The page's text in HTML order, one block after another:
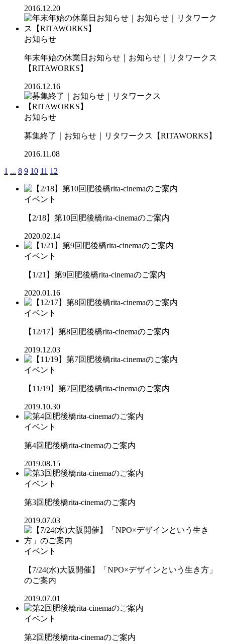
2016.12.20
お知らせ
年末年始の休業日お知らせ｜お知らせ｜リタワークス
【RITAWORKS】
2016.12.16
お知らせ
募集終了｜お知らせ｜リタワークス【RITAWORKS】
2016.11.08
1 ... 8 9 10 11 12
イベント
【2/18】第10回肥後橋rita-cinemaのご案内
2020.02.14
イベント
【1/21】第9回肥後橋rita-cinemaのご案内
2020.01.16
イベント
【12/17】第8回肥後橋rita-cinemaのご案内
2019.12.03
イベント
【11/19】第7回肥後橋rita-cinemaのご案内
2019.10.30
イベント
第4回肥後橋rita-cinemaのご案内
2019.08.15
イベント
第3回肥後橋rita-cinemaのご案内
2019.07.03
イベント
【7/24(水)大阪開催】「NPO×デザインという生き方」
のご案内
2019.07.01
イベント
第2回肥後橋rita-cinemaのご案内